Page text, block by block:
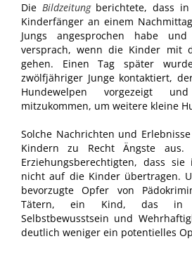
Die Bildzeitungberichtete, dass in
Kinderfänger an einem
Jungs angesprochen habe
versprach, wenn die Kinder mit
gehen. Einen Tag später
zwölfjähriger Junge kontaktiert,
Hundewelpen vorgezeigt
mitzukommen, um weitere kleine
Solche Nachrichten und
Kindern zu Recht Ängste
Erziehungsberechtigten, dass
nicht auf die Kinder übertragen.
bevorzugte Opfer von
Tätern, ein Kind, das in
Selbstbewusstsein und
deutlich weniger ein potentielles